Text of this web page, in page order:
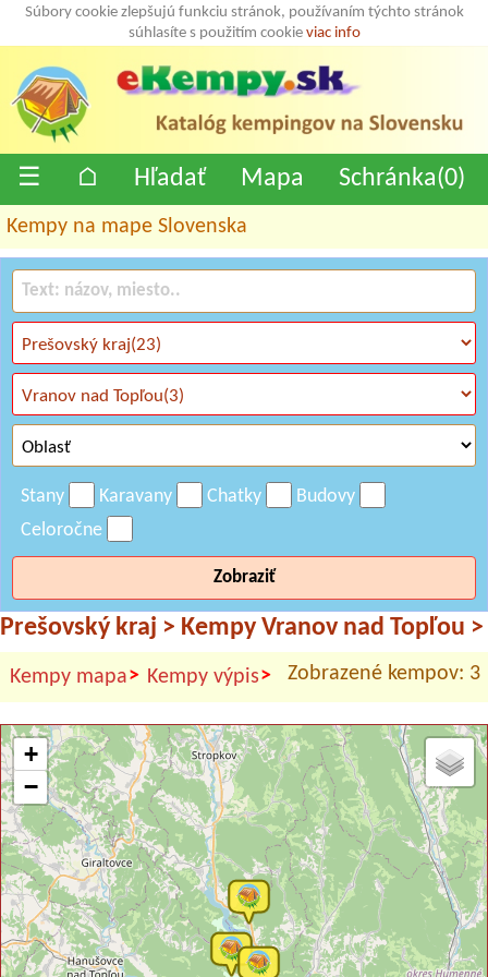
Súbory cookie zlepšujú funkciu stránok, používaním týchto stránok
súhlasíte s použitím cookie viac info
☰ ⌂ Hľadať Mapa Schránka(0)
Kempy na mape Slovenska
Stany Karavany Chatky
Budovy
Celoročne
Zobraziť
Prešovský kraj > Kempy Vranov nad Topľou >
Kempy mapa> Kempy výpis> Zobrazené kempov: 3
+
−